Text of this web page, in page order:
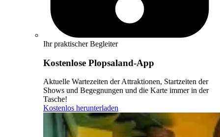
Ihr praktischer Begleiter
Kostenlose Plopsaland-App
Aktuelle Wartezeiten der Attraktionen, Startzeiten der
Shows und Begegnungen und die Karte immer in der
Tasche!
Kostenlos herunterladen